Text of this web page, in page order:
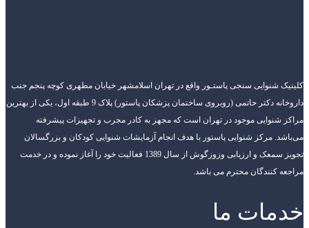
کلینیک شنوایی سنجی پاستـور واقع در تهران اسلامشهر خیابان مطهری کوچه پنجم جنب
داروخانه دکتر حاتمی (روبروی ساختمان پزشکان پاستور) پلاک 9 طبقه اول، یکی از بهترین
مراکز شنوایی موجود در تهران است که مجهز به کادر مجرب و تجهیزات پیشرفته
می‌باشد. مرکز شنوایی پاستور با هدف انجام آزمایشات شنوایی کودکان و بزرگسالان
تجویز سمعک و ارزیابی وزوزگوش از سال 1389 فعالیت خود را آغاز نموده و در خدمت
مراجعه کنندگان محترم می باشد.
خدمات ما